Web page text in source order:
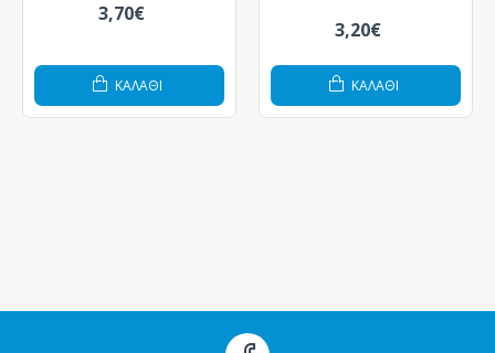
3,70€
ΚΑΛΆΘΙ
3,20€
ΚΑΛΆΘΙ